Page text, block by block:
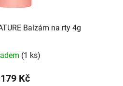
Balzám na rty 4g
(1 ks)
179 Kč